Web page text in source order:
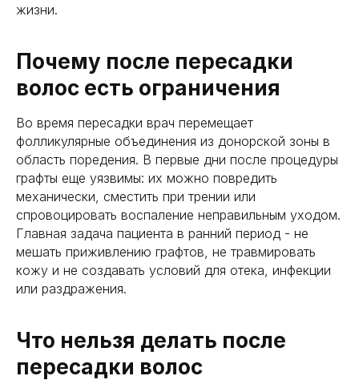
жизни.
Почему после пересадки
волос есть ограничения
Во время пересадки врач перемещает
фолликулярные объединения из донорской зоны в
область поредения. В первые дни после процедуры
графты еще уязвимы: их можно повредить
механически, сместить при трении или
спровоцировать воспаление неправильным уходом.
Главная задача пациента в ранний период - не
мешать приживлению графтов, не травмировать
кожу и не создавать условий для отека, инфекции
или раздражения.
Что нельзя делать после
пересадки волос